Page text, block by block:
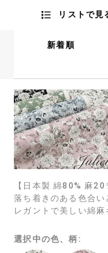
リストで見
新着順
【日本製 綿80% 麻
落ち着きのある色合
レガントで美しい綿
選択中の色、柄: